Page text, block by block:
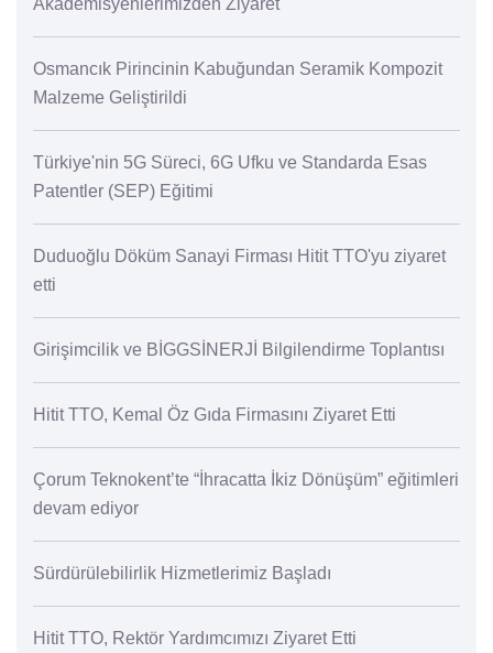
Akademisyenlerimizden Ziyaret
Osmancık Pirincinin Kabuğundan Seramik Kompozit
Malzeme Geliştirildi
Türkiye'nin 5G Süreci, 6G Ufku ve Standarda Esas
Patentler (SEP) Eğitimi
Duduoğlu Döküm Sanayi Firması Hitit TTO'yu ziyaret
etti
Girişimcilik ve BİGGSİNERJİ Bilgilendirme Toplantısı
Hitit TTO, Kemal Öz Gıda Firmasını Ziyaret Etti
Çorum Teknokent’te “İhracatta İkiz Dönüşüm” eğitimleri
devam ediyor
Sürdürülebilirlik Hizmetlerimiz Başladı
Hitit TTO, Rektör Yardımcımızı Ziyaret Etti